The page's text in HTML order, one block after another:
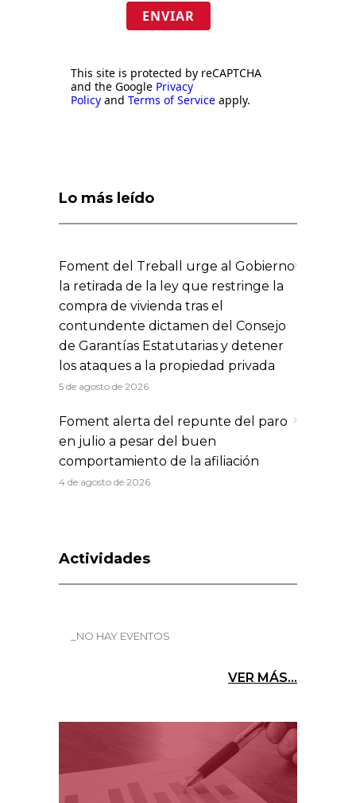
ENVIAR
This site is protected by reCAPTCHA
and the Google Privacy
Policy and Terms of Service apply.
Lo más leído
Foment del Treball urge al Gobierno
la retirada de la ley que restringe la
compra de vivienda tras el
contundente dictamen del Consejo
de Garantías Estatutarias y detener
los ataques a la propiedad privada
5 de agosto de 2026
Foment alerta del repunte del paro
en julio a pesar del buen
comportamiento de la afiliación
4 de agosto de 2026
Actividades
_NO HAY EVENTOS
VER MÁS...